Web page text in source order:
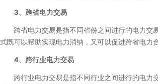
3、跨省电力交易
跨省电力交易是指不同省份之间进行的电力交
式既可以帮助实现电力消纳，又可以促进跨省电力
4、跨行业电力交易
跨行业电力交易是指不同行业之间进行的电力